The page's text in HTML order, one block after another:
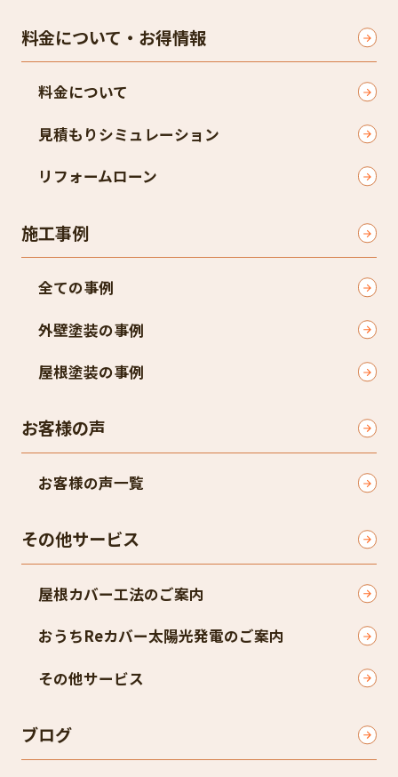
料金について・お得情報
料金について
見積もりシミュレーション
リフォームローン
施工事例
全ての事例
外壁塗装の事例
屋根塗装の事例
お客様の声
お客様の声一覧
その他サービス
屋根カバー工法のご案内
おうちReカバー太陽光発電のご案内
その他サービス
ブログ